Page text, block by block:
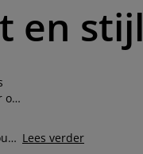
en stijl
of
Lees verder